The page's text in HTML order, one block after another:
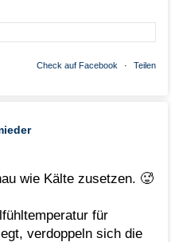
Check auf Facebook · Teilen
wie Kälte zusetzen. 🥵
für
verdoppeln sich die